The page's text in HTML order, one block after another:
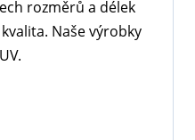
rozměrů a délek
Naše výrobky